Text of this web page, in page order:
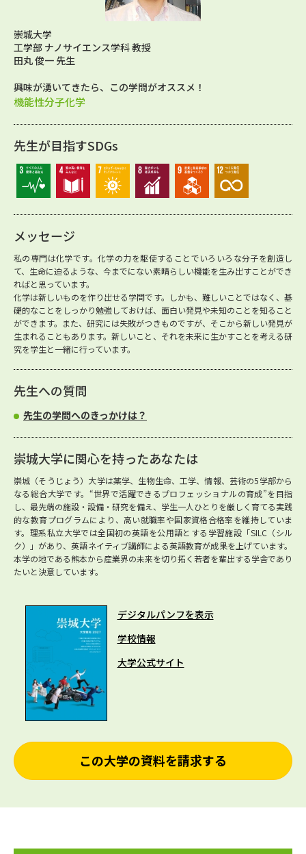
崇城大学
工学部 ナノサイエンス学科 教授
田丸 俊一 先生
興味が湧いてきたら、この学問がオススメ！
機能性分子化学
先生が目指すSDGs
メッセージ
私の専門は化学です。化学の力を駆使することでいろいろな分子を創造し
て、生命に迫るような、今までにない素晴らしい機能を生み出すことができ
ればと思っています。
化学は新しいものを作り出せる学問です。しかも、難しいことではなく、基
礎的なことをしっかり勉強しておけば、面白い発見や未知のことを知ること
ができます。また、研究には失敗がつきものですが、そこから新しい発見が
生まれることもあります。新しいこと、それを未来に生かすことを考える研
究を学生と一緒に行っています。
先生への質問
先生の学問へのきっかけは？
崇城大学に関心を持ったあなたは
崇城（そうじょう）大学は薬学、生物生命、工学、情報、芸術の5学部から
なる総合大学です。“世界で活躍できるプロフェッショナルの育成”を目指
し、最先端の施設・設備・研究を備え、学生一人ひとりを厳しく育てる実践
的な教育プログラムにより、高い就職率や国家資格合格率を維持していま
す。理系私立大学では全国初の英語を公用語とする学習施設「SILC（シル
ク）」があり、英語ネイティブ講師による英語教育が成果を上げています。
本学の地である熊本から産業界の未来を切り拓く若者を輩出する学舎であり
たいと決意しています。
デジタルパンフを表示
学校情報
大学公式サイト
この大学の資料を請求する